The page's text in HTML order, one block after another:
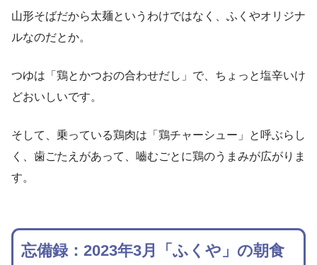
山形そばだから太麺というわけではなく、ふくやオリジナ
ルなのだとか。
つゆは「鶏とかつおの合わせだし」で、ちょっと塩辛いけ
どおいしいです。
そして、乗っている鶏肉は「鶏チャーシュー」と呼ぶらし
く、歯ごたえがあって、嚙むごとに鶏のうまみが広がりま
す。
忘備録：2023年3月「ふくや」の朝食